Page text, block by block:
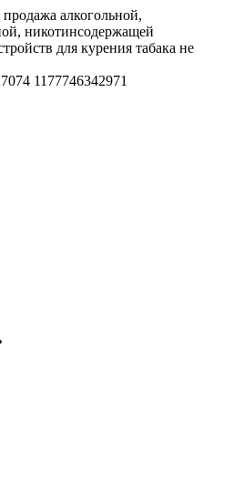
алкогольной,
никотинсодержащей
для курения табака не
1177746342971